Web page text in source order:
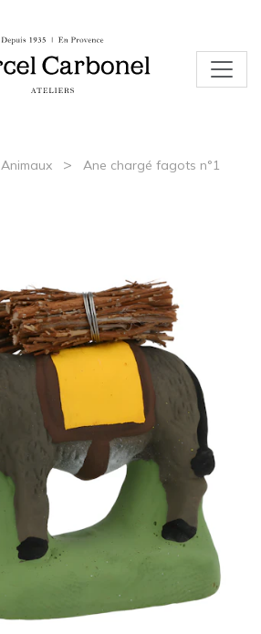
Animaux > Ane chargé fagots n°1